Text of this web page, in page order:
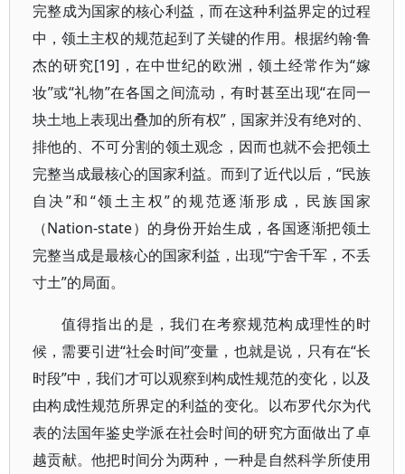
完整成为国家的核心利益，而在这种利益界定的过程
中，领土主权的规范起到了关键的作用。根据约翰·鲁
杰的研究[19]，在中世纪的欧洲，领土经常作为“嫁
妆”或“礼物”在各国之间流动，有时甚至出现“在同一
块土地上表现出叠加的所有权”，国家并没有绝对的、
排他的、不可分割的领土观念，因而也就不会把领土
完整当成最核心的国家利益。而到了近代以后，“民族
自决”和“领土主权”的规范逐渐形成，民族国家
（Nation-state）的身份开始生成，各国逐渐把领土
完整当成是最核心的国家利益，出现“宁舍千军，不丢
寸土”的局面。
值得指出的是，我们在考察规范构成理性的时
候，需要引进“社会时间”变量，也就是说，只有在“长
时段”中，我们才可以观察到构成性规范的变化，以及
由构成性规范所界定的利益的变化。以布罗代尔为代
表的法国年鉴史学派在社会时间的研究方面做出了卓
越贡献。他把时间分为两种，一种是自然科学所使用